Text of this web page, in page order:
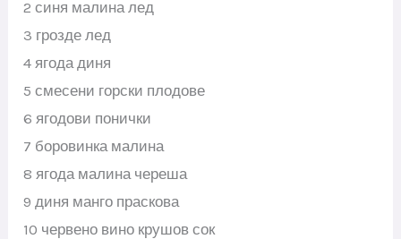
2 синя малина лед
3 грозде лед
4 ягода диня
5 смесени горски плодове
6 ягодови понички
7 боровинка малина
8 ягода малина череша
9 диня манго праскова
10 червено вино крушов сок